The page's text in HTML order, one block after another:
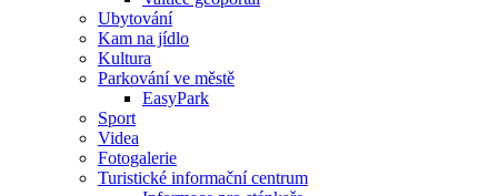
Ubytování
Kam na jídlo
Kultura
Parkování ve městě
EasyPark
Sport
Videa
Fotogalerie
Turistické informační centrum